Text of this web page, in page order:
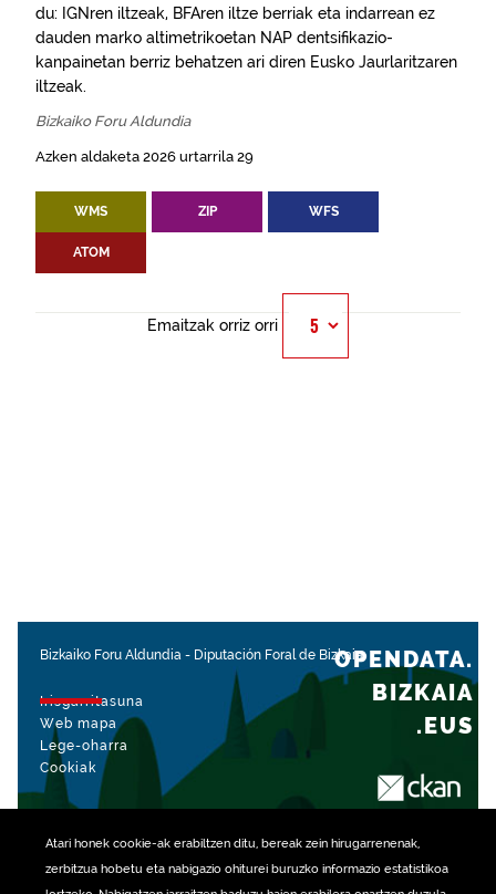
Atari honek cookie-ak erabiltzen ditu, bereak zein hirugarrenenak,
zerbitzua hobetu eta nabigazio ohiturei buruzko informazio estatistikoa
du: IGNren iltzeak, BFAren iltze berriak eta indarrean ez
dauden marko altimetrikoetan NAP dentsifikazio-
kanpainetan berriz behatzen ari diren Eusko Jaurlaritzaren
iltzeak.
Bizkaiko Foru Aldundia
Azken aldaketa 2026 urtarrila 29
WMS ZIP WFS
ATOM
Emaitzak orriz orri
Bizkaiko Foru Aldundia - Diputación Foral de Bizkaia
Irisgarritasuna
Web mapa
Lege-oharra
Cookiak
OPENDATA.
BIZKAIA
.EUS